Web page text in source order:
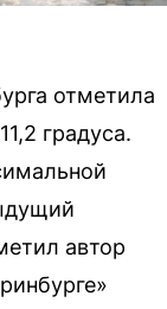
отметила
градуса.
автор